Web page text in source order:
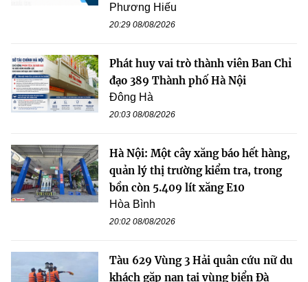
Phương Hiếu
20:29 08/08/2026
Phát huy vai trò thành viên Ban Chỉ
đạo 389 Thành phố Hà Nội
Đông Hà
20:03 08/08/2026
Hà Nội: Một cây xăng báo hết hàng,
quản lý thị trường kiểm tra, trong
bồn còn 5.409 lít xăng E10
Hòa Bình
20:02 08/08/2026
Tàu 629 Vùng 3 Hải quân cứu nữ du
khách gặp nạn tại vùng biển Đà